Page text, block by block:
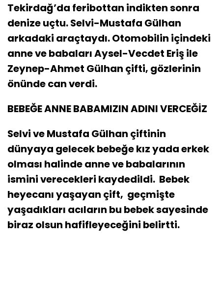
Tekirdağ’da feribottan indikten sonra
denize uçtu. Selvi-Mustafa Gülhan
arkadaki araçtaydı. Otomobilin içindeki
anne ve babaları Aysel-Vecdet Eriş ile
Zeynep-Ahmet Gülhan çifti, gözlerinin
önünde can verdi.
BEBEĞE ANNE BABAMIZIN ADINI VERCEĞİZ
Selvi ve Mustafa Gülhan çiftinin
dünyaya gelecek bebeğe kız yada erkek
olması halinde anne ve babalarının
ismini verecekleri kaydedildi. Bebek
heyecanı yaşayan çift, geçmişte
yaşadıkları acıların bu bebek sayesinde
biraz olsun hafifleyeceğini belirtti.